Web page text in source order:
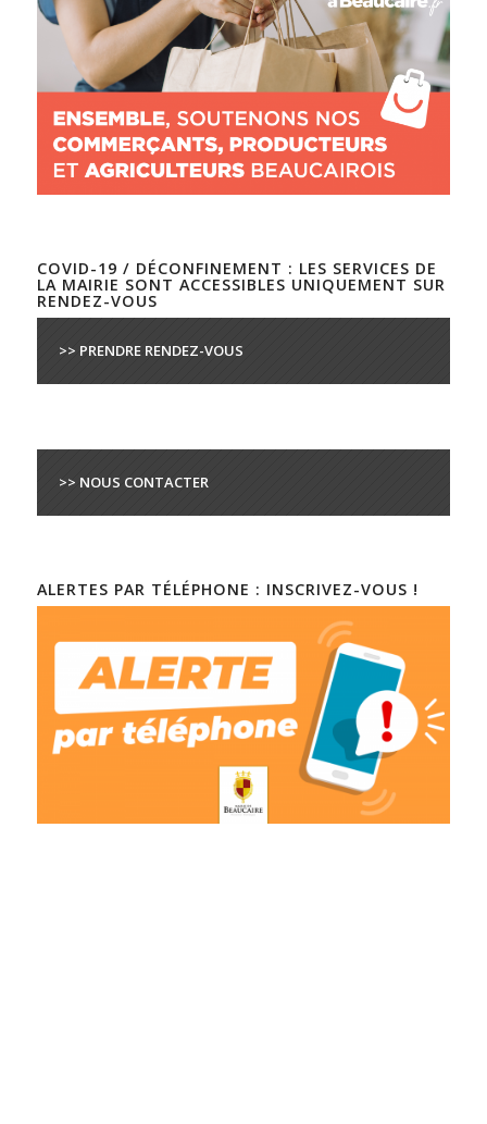
COVID-19 / DÉCONFINEMENT : LES SERVICES DE
LA MAIRIE SONT ACCESSIBLES UNIQUEMENT SUR
RENDEZ-VOUS
>> PRENDRE RENDEZ-VOUS
>> NOUS CONTACTER
ALERTES PAR TÉLÉPHONE : INSCRIVEZ-VOUS !